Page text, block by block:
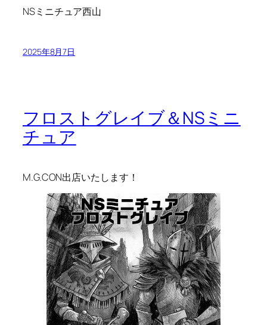
NSミニチュア西山
2025年8月7日
フロストグレイブ＆NSミニ
チュア
M.G.CON出店いたします！